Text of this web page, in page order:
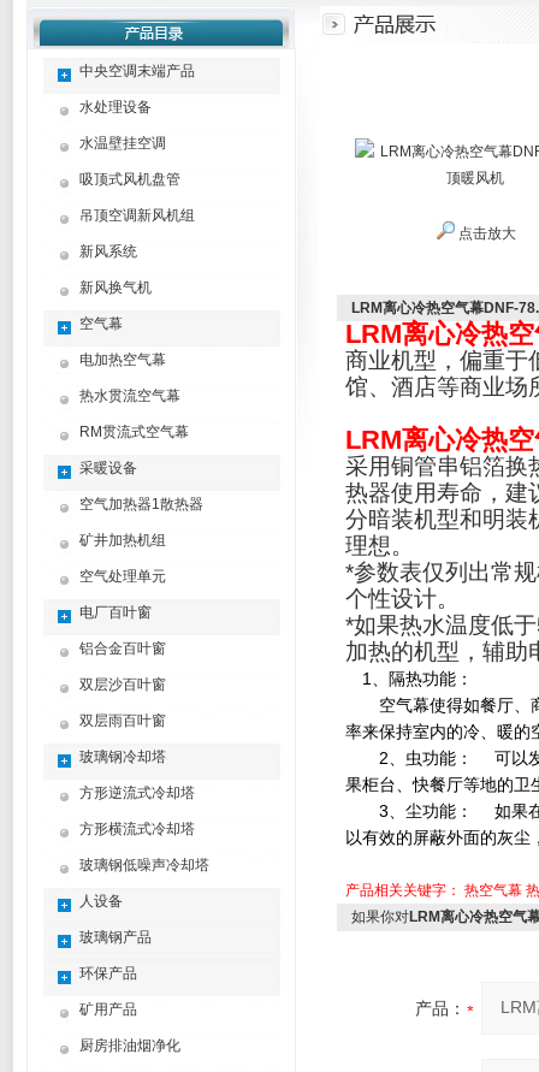
中央空调末端产品
水处理设备
水温壁挂空调
吸顶式风机盘管
吊顶空调新风机组
新风系统
新风换气机
空气幕
电加热空气幕
热水贯流空气幕
RM贯流式空气幕
采暖设备
空气加热器1散热器
矿井加热机组
空气处理单元
电厂百叶窗
铝合金百叶窗
双层沙百叶窗
双层雨百叶窗
玻璃钢冷却塔
方形逆流式冷却塔
方形横流式冷却塔
玻璃钢低噪声冷却塔
人设备
玻璃钢产品
环保产品
矿用产品
厨房排油烟净化
点击放大
LRM离心冷热空气幕DNF-
LRM离心冷热
商业机型，偏重于
馆、酒店等商业场
LRM离心冷热
采用铜管串铝箔换
热器使用寿命，建
分暗装机型和明装
理想。
*参数表仅列出常
个性设计。
*如果热水温度低于
加热的机型，辅助
1、隔热功能：
空气幕使得如餐厅、商
率来保持室内的冷、暖的
2、虫功能： 可以发现
果柜台、快餐厅等地的卫
3、尘功能： 如果在精
以有效的屏蔽外面的灰
产品相关关键字： 热空气幕
如果你对LRM离心冷热空气
产品：